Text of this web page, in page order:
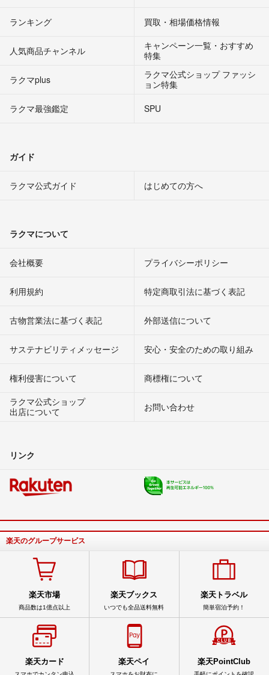
ランキング 買取・相場価格情報
人気商品チャンネル
キャンペーン一覧・おすすめ
特集
ラクマplus
ラクマ公式ショップ ファッシ
ョン特集
ラクマ最強鑑定
SPU
ガイド
ラクマ公式ガイド はじめての方へ
ラクマについて
会社概要 プライバシーポリシー
利用規約 特定商取引法に基づく表記
古物営業法に基づく表記 外部送信について
サステナビリティメッセージ 安心・安全のための取り組み
権利侵害について
商標権について
ラクマ公式ショップ
出店について
お問い合わせ
リンク
楽天のグループサービス
楽天市場
商品数は1億点以上
楽天ブックス
いつでも全品送料無料
楽天トラベル
簡単宿泊予約！
楽天カード 楽天ペイ 楽天PointClub